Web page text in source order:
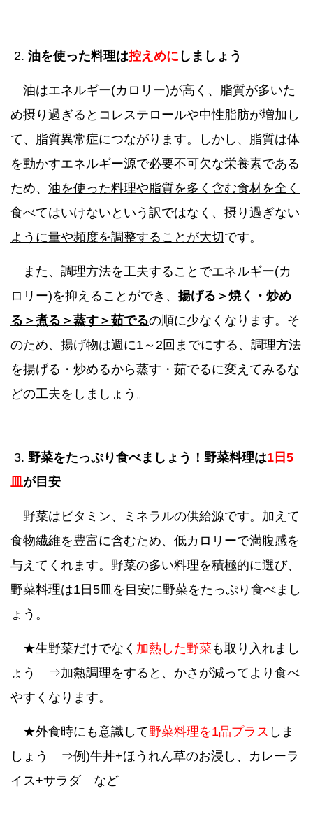
2. 油を使った料理は控えめに しましょう
油はエネルギー(カロリー)が高く、脂質が多いた
め摂り過ぎるとコレステロールや中性脂肪が増加し
て、脂質異常症につながります。しかし、脂質は体
を動かすエネルギー源で必要不可欠な栄養素である
ため、 油を使った料理や脂質を多く含む食材を全く
食べてはいけないという訳ではなく、摂り過ぎない
ように量や頻度を調整することが大切です。
また、調理方法を工夫することでエネルギー(カ
ロリー)を抑えることができ、 揚げる＞焼く・炒め
る＞煮る＞蒸す＞茹でるの順に少なくなります。そ
のため、揚げ物は週に1～2回までにする、調理方法
を揚げる・炒めるから蒸す・茹でるに変えてみるな
どの工夫をしましょう。
3. 野菜をたっぷり食べましょう！野菜料理は1日5
皿が目安
野菜はビタミン、ミネラルの供給源です。加えて
食物繊維を豊富に含むため、低カロリーで満腹感を
与えてくれます。野菜の多い料理を積極的に選び、
野菜料理は1日5皿を目安に野菜をたっぷり食べまし
ょう。
★生野菜だけでなく 加熱した野菜 も取り入れまし
ょう
⇒加熱調理をすると、かさが減ってより食べ
やすくなります。
★外食時にも意識して野菜料理を1品プラス しま
しょう ⇒例)牛丼+ほうれん草のお浸し、カレーラ
イス+サラダ など